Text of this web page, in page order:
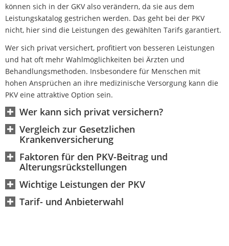
können sich in der GKV also verändern, da sie aus dem
Leistungskatalog gestrichen werden. Das geht bei der PKV
nicht, hier sind die Leistungen des gewählten Tarifs garantiert.
Wer sich privat versichert, profitiert von besseren Leistungen
und hat oft mehr Wahlmöglichkeiten bei Ärzten und
Behandlungsmethoden. Insbesondere für Menschen mit
hohen Ansprüchen an ihre medizinische Versorgung kann die
PKV eine attraktive Option sein.
Wer kann sich privat versichern?
Vergleich zur Gesetzlichen
Krankenversicherung
Faktoren für den PKV-Beitrag und
Alterungsrückstellungen
Wichtige Leistungen der PKV
Tarif- und Anbieterwahl
Datenschutzerklärung